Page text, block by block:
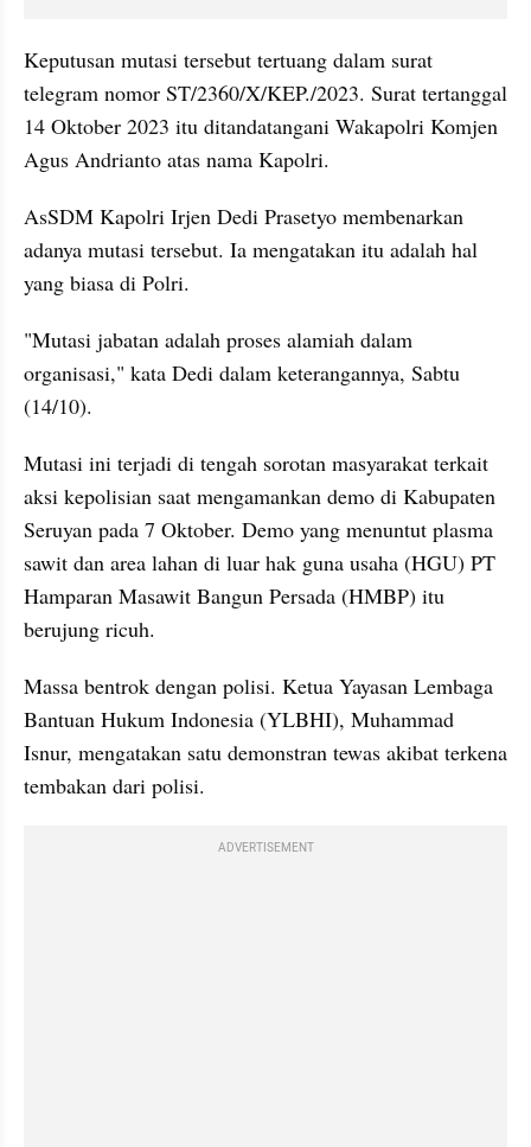
Keputusan mutasi tersebut tertuang dalam surat
telegram nomor ST/2360/X/KEP./2023. Surat tertanggal
14 Oktober 2023 itu ditandatangani Wakapolri Komjen
Agus Andrianto atas nama Kapolri.
AsSDM Kapolri Irjen Dedi Prasetyo membenarkan
adanya mutasi tersebut. Ia mengatakan itu adalah hal
yang biasa di Polri.
"Mutasi jabatan adalah proses alamiah dalam
organisasi," kata Dedi dalam keterangannya, Sabtu
(14/10).
Mutasi ini terjadi di tengah sorotan masyarakat terkait
aksi kepolisian saat mengamankan demo di Kabupaten
Seruyan pada 7 Oktober. Demo yang menuntut plasma
sawit dan area lahan di luar hak guna usaha (HGU) PT
Hamparan Masawit Bangun Persada (HMBP) itu
berujung ricuh.
Massa bentrok dengan polisi. Ketua Yayasan Lembaga
Bantuan Hukum Indonesia (YLBHI), Muhammad
Isnur, mengatakan satu demonstran tewas akibat terkena
tembakan dari polisi.
ADVERTISEMENT